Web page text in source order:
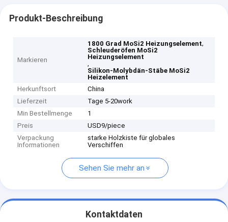
Produkt-Beschreibung
Markieren
1800 Grad MoSi2 Heizungselement,
Schleuderöfen MoSi2
Heizungselement
,
Silikon-Molybdän-Stäbe MoSi2
Heizelement
Herkunftsort
China
Lieferzeit
Tage 5-20work
Min Bestellmenge
1
Preis
USD9/piece
Verpackung
Informationen
starke Holzkiste für globales
Verschiffen
Sehen Sie mehr an
Kontaktdaten